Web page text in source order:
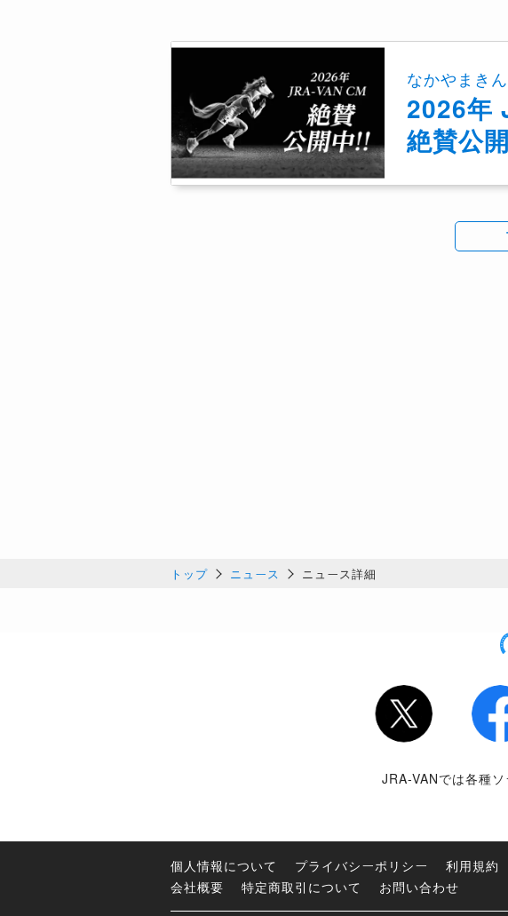
なかやまき
2026年
絶賛公
トップ ニュース ニュース詳細
Twitter
JRA-VANでは各種
個人情報について プライバシーポリシー 利用規約
会社概要
特定商取引について お問い合わせ